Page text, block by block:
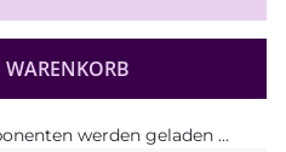
werden geladen ...